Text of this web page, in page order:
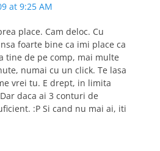
at 9:25 AM
place. Cam deloc. Cu
foarte bine ca imi place ca
tine de pe comp, mai multe
numai cu un click. Te lasa
vrei tu. E drept, in limita
daca ai 3 conturi de
:P Si cand nu mai ai, iti